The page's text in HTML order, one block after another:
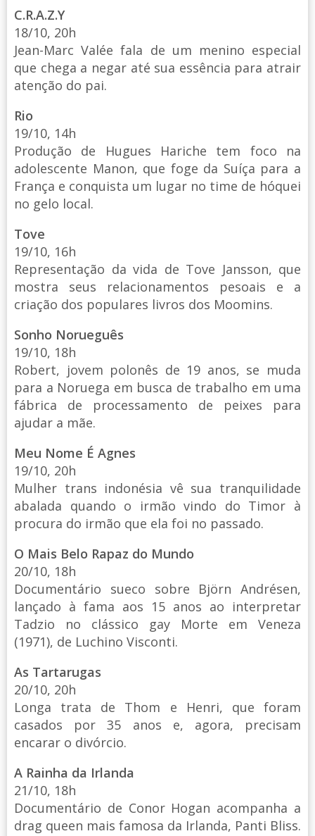
C.R.A.Z.Y
18/10, 20h
Jean-Marc Valée fala de um menino especial
que chega a negar até sua essência para atrair
atenção do pai.
Rio
19/10, 14h
Produção de Hugues Hariche tem foco na
adolescente Manon, que foge da Suíça para a
França e conquista um lugar no time de hóquei
no gelo local.
Tove
19/10, 16h
Representação da vida de Tove Jansson, que
mostra seus relacionamentos pesoais e a
criação dos populares livros dos Moomins.
Sonho Norueguês
19/10, 18h
Robert, jovem polonês de 19 anos, se muda
para a Noruega em busca de trabalho em uma
fábrica de processamento de peixes para
ajudar a mãe.
Meu Nome É Agnes
19/10, 20h
Mulher trans indonésia vê sua tranquilidade
abalada quando o irmão vindo do Timor à
procura do irmão que ela foi no passado.
O Mais Belo Rapaz do Mundo
20/10, 18h
Documentário sueco sobre Björn Andrésen,
lançado à fama aos 15 anos ao interpretar
Tadzio no clássico gay Morte em Veneza
(1971), de Luchino Visconti.
As Tartarugas
20/10, 20h
Longa trata de Thom e Henri, que foram
casados por 35 anos e, agora, precisam
encarar o divórcio.
A Rainha da Irlanda
21/10, 18h
Documentário de Conor Hogan acompanha a
drag queen mais famosa da Irlanda, Panti Bliss.